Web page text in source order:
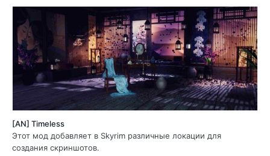
[AN] Timeless
Этот мод добавляет в Skyrim различные локации для
создания скриншотов.